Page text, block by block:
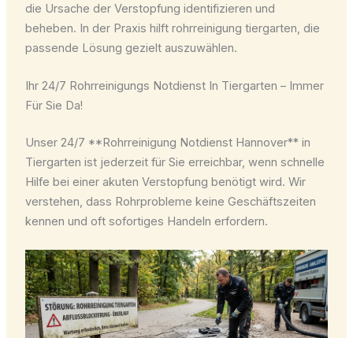
die Ursache der Verstopfung identifizieren und
beheben. In der Praxis hilft rohrreinigung tiergarten, die
passende Lösung gezielt auszuwählen.
Ihr 24/7 Rohrreinigungs Notdienst In Tiergarten – Immer
Für Sie Da!
Unser 24/7 **Rohrreinigung Notdienst Hannover** in
Tiergarten ist jederzeit für Sie erreichbar, wenn schnelle
Hilfe bei einer akuten Verstopfung benötigt wird. Wir
verstehen, dass Rohrprobleme keine Geschäftszeiten
kennen und oft sofortiges Handeln erfordern.